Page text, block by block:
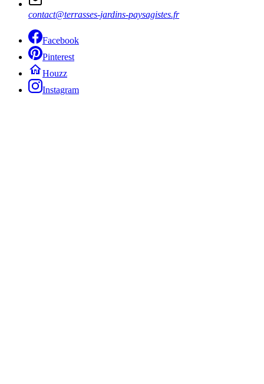
contact@terrasses-jardins-paysagistes.fr
Facebook
Pinterest
Houzz
Instagram